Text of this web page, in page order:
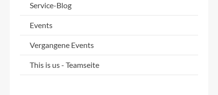
Service-Blog
Events
Vergangene Events
This is us - Teamseite